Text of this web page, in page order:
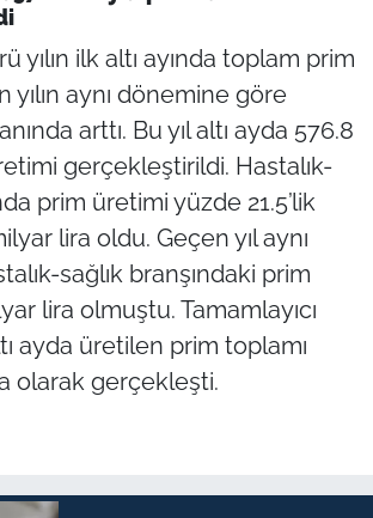
yılın ilk altı ayında toplam prim
yılın aynı dönemine göre
arttı. Bu yıl altı ayda 576.8
gerçekleştirildi. Hastalık-
prim üretimi yüzde 21.5’lik
lira oldu. Geçen yıl aynı
sağlık branşındaki prim
lira olmuştu. Tamamlayıcı
ayda üretilen prim toplamı
olarak gerçekleşti.